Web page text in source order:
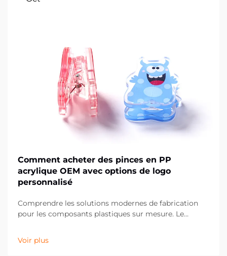
Comment acheter des pinces en PP
acrylique OEM avec options de logo
personnalisé
Comprendre les solutions modernes de fabrication
pour les composants plastiques sur mesure. Le
notamment dans le domaine des composants
plastiques personnalisés comme les clips en PP
Voir plus